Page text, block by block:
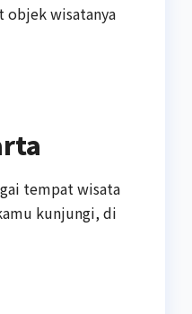
objek wisatanya
tempat wisata
kunjungi, di